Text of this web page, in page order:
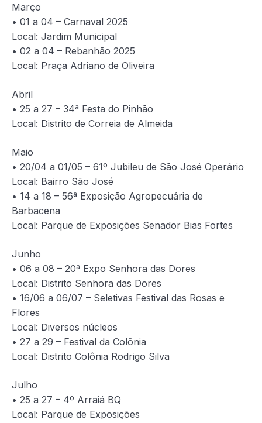
Março
• 01 a 04 – Carnaval 2025
Local: Jardim Municipal
• 02 a 04 – Rebanhão 2025
Local: Praça Adriano de Oliveira
Abril
• 25 a 27 – 34ª Festa do Pinhão
Local: Distrito de Correia de Almeida
Maio
• 20/04 a 01/05 – 61º Jubileu de São José Operário
Local: Bairro São José
• 14 a 18 – 56ª Exposição Agropecuária de
Barbacena
Local: Parque de Exposições Senador Bias Fortes
Junho
• 06 a 08 – 20ª Expo Senhora das Dores
Local: Distrito Senhora das Dores
• 16/06 a 06/07 – Seletivas Festival das Rosas e
Flores
Local: Diversos núcleos
• 27 a 29 – Festival da Colônia
Local: Distrito Colônia Rodrigo Silva
Julho
• 25 a 27 – 4º Arraiá BQ
Local: Parque de Exposições